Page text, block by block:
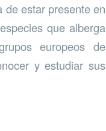
de estar presente en
que alberga
europeos de
y estudiar sus